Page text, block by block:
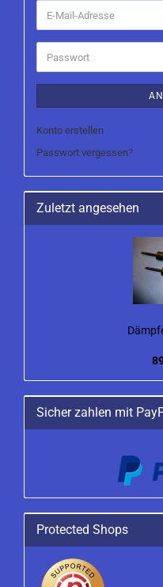
E-
Mail-
Adresse
Passwort
Konto erstellen
Passwort vergessen?
Zuletzt angesehen
Sicher zahlen mit
Protected Shops